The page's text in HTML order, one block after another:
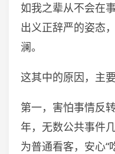
如我之辈从不会在
出义正辞严的姿态
澜。
这其中的原因，主
第一，害怕事情反
年，无数公共事件
为普通看客，安心“